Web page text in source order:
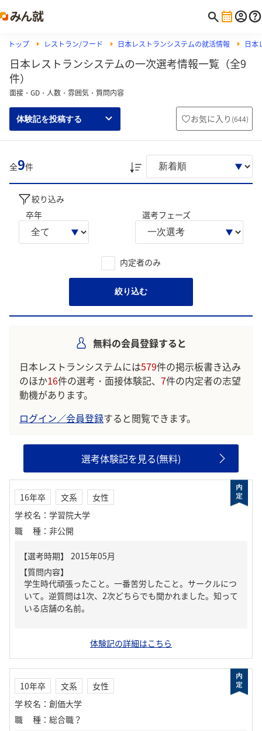
トップ レストラン/フード 日本レストランシステムの就活情報 日本
日本レストランシステムの一次選考情報一覧（全9
件）
面接・GD・人数・雰囲気・質問内容
体験記を投稿する お気に入り (644)
全9件
絞り込み
卒年
選考フェーズ
内定者のみ
絞り込む
無料の会員登録すると
日本レストランシステムには579件の掲示板書き込み
のほか16件の選考・面接体験記、 7件の内定者の志望
動機があります。
ログイン／会員登録すると閲覧できます。
選考体験記を見る(無料)
16年卒 文系
女性
学校名 ： 学習院大学
職種 ： 非公開
【質問内容】
学生時代頑張ったこと。一番苦労したこと。サークルにつ
いて。逆質問は1次、2次どちらでも聞かれました。知って
いる店舗の名前。
体験記の詳細はこちら
10年卒 文系
女性
学校名 ： 創価大学
職種 ： 総合職？